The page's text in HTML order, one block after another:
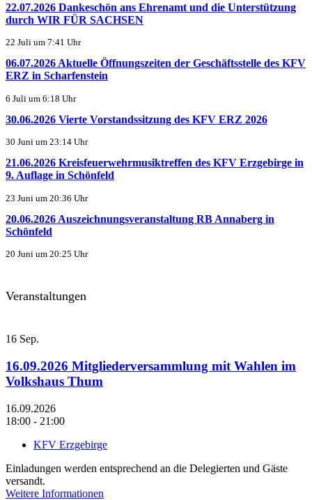
22.07.2026 Dankeschön ans Ehrenamt und die Unterstützung
durch WIR FÜR SACHSEN
22 Juli um 7:41 Uhr
06.07.2026 Aktuelle Öffnungszeiten der Geschäftsstelle des KFV
ERZ in Scharfenstein
6 Juli um 6:18 Uhr
30.06.2026 Vierte Vorstandssitzung des KFV ERZ 2026
30 Juni um 23:14 Uhr
21.06.2026 Kreisfeuerwehrmusiktreffen des KFV Erzgebirge in
9. Auflage in Schönfeld
23 Juni um 20:36 Uhr
20.06.2026 Auszeichnungsveranstaltung RB Annaberg in
Schönfeld
20 Juni um 20:25 Uhr
Veranstaltungen
16 Sep.
16.09.2026 Mitgliederversammlung mit Wahlen im
Volkshaus Thum
16.09.2026
18:00 - 21:00
KFV Erzgebirge
Einladungen werden entsprechend an die Delegierten und Gäste
versandt.
Weitere Informationen